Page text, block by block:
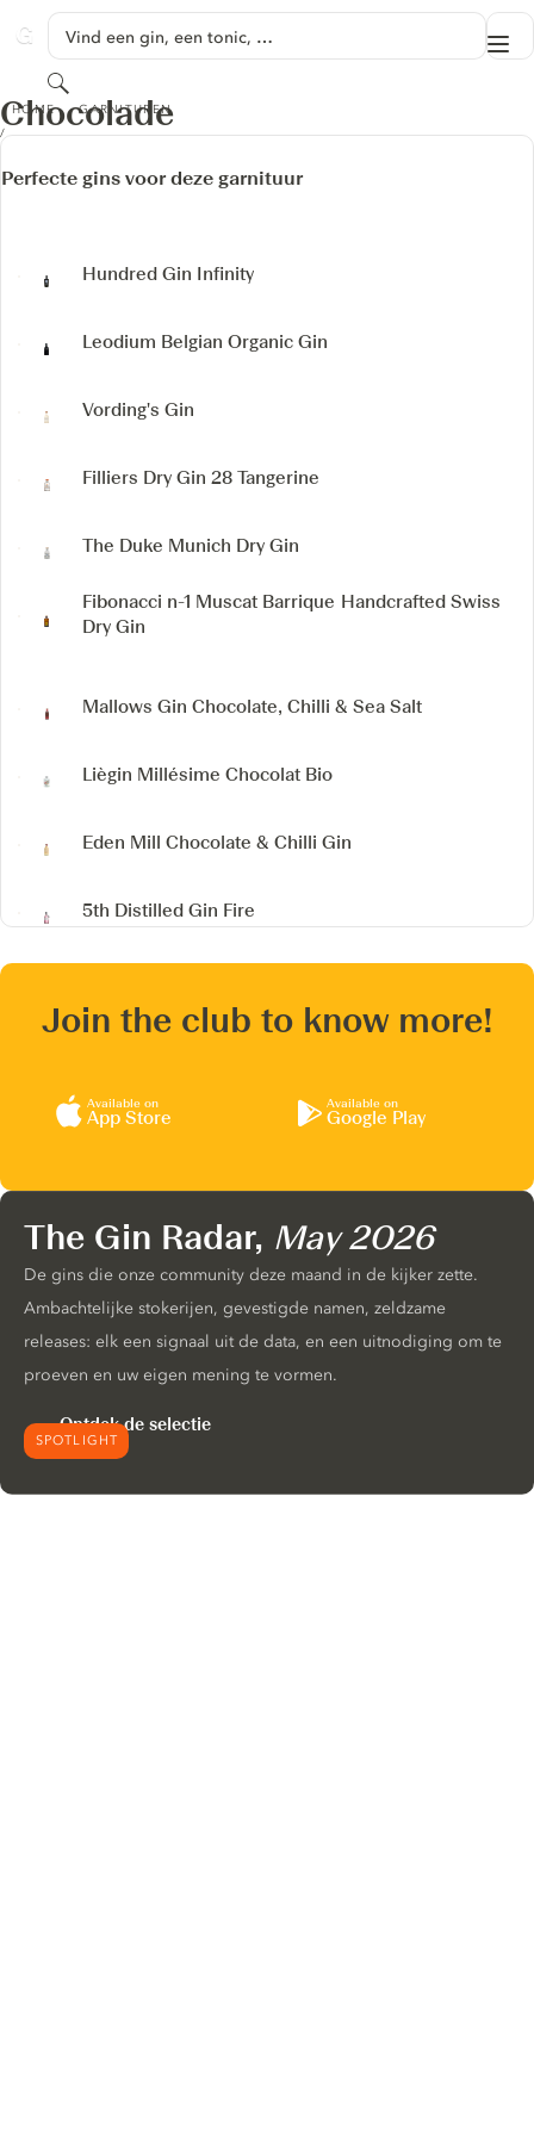
GINVENTORY
Vind een gin, een tonic, …
Zoeken
HOME GARNITUREN
CHOCOLADE
Chocolade
Perfecte gins voor deze garnituur
Hundred Gin Infinity
Leodium Belgian Organic Gin
Vording's Gin
Filliers Dry Gin 28 Tangerine
The Duke Munich Dry Gin
Fibonacci n-1 Muscat Barrique Handcrafted Swiss
Dry Gin
Mallows Gin Chocolate, Chilli & Sea Salt
Liègin Millésime Chocolat Bio
Eden Mill Chocolate & Chilli Gin
5th Distilled Gin Fire
Join the club to know more!
Available on
App Store
Available on
Google Play
SPOTLIGHT
The Gin Radar, May 2026
De gins die onze community deze maand in de kijker zette.
Ambachtelijke stokerijen, gevestigde namen, zeldzame
releases: elk een signaal uit de data, en een uitnodiging om te
proeven en uw eigen mening te vormen.
Ontdek de selectie